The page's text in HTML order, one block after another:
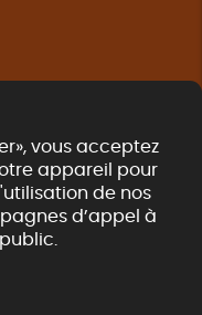
vous acceptez
appareil pour
de nos
d’appel à